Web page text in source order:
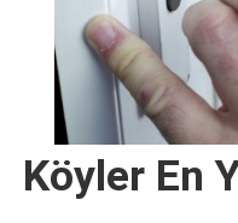
Köyler En